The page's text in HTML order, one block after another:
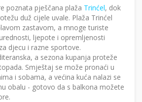
poznata pješčana plaža Trinćel, dok
duž cijele uvale. Plaža Trinćel
zastavom, a mnoge turiste
ljepote i opremljenosti
djecu i razne sportove.
a sezona kupanja proteže
Smještaj se može pronaći u
i sobama, a većina kuća nalazi se
obalu - gotovo da s balkona možete